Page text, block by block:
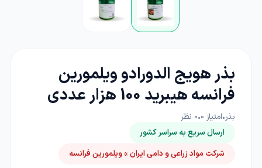
بذر هویج الدورادو ویلمورین
فرانسه هیبرید 100 هزار عددی
بذر•امتیاز 0
•
0 نظر
ارسال سریع به سراسر کشور
شرکت مواد زراعی و دامی ایران » ویلمورین فرانسه